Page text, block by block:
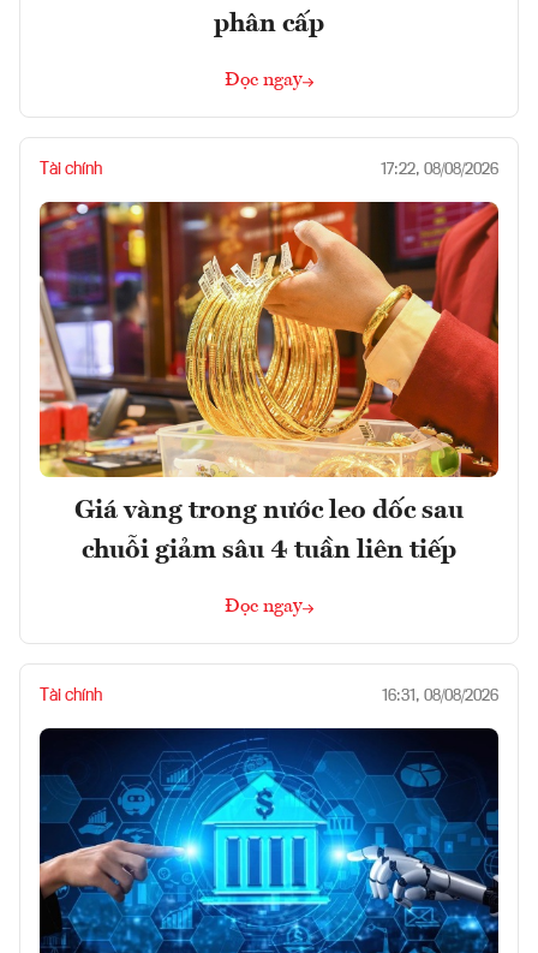
phân cấp
Đọc ngay
Tài chính 17:22, 08/08/2026
Giá vàng trong nước leo dốc sau
chuỗi giảm sâu 4 tuần liên tiếp
Đọc ngay
Tài chính 16:31, 08/08/2026